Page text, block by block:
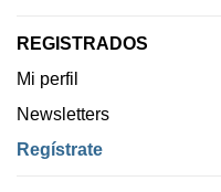
REGISTRADOS
Mi perfil
Newsletters
Regístrate